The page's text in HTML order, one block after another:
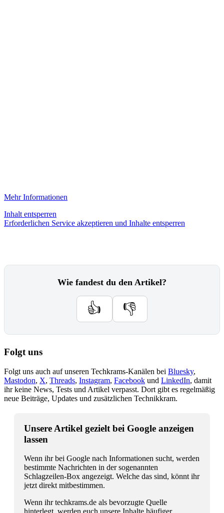
Mehr Informationen
Inhalt entsperren
Erforderlichen Service akzeptieren und Inhalte entsperren
Wie fandest du den Artikel?
👍 👎
Folgt uns
Folgt uns auch auf unseren Techkrams-Kanälen bei Bluesky,
Mastodon, X, Threads, Instagram, Facebook und LinkedIn, damit
ihr keine News, Tests und Artikel verpasst. Dort gibt es regelmäßig
neue Beiträge, Updates und zusätzlichen Technikkram.
Unsere Artikel gezielt bei Google anzeigen
lassen
Wenn ihr bei Google nach Informationen sucht, werden
bestimmte Nachrichten in der sogenannten
Schlagzeilen-Box angezeigt. Welche das sind, könnt ihr
jetzt direkt mitbestimmen.
Wenn ihr techkrams.de als bevorzugte Quelle